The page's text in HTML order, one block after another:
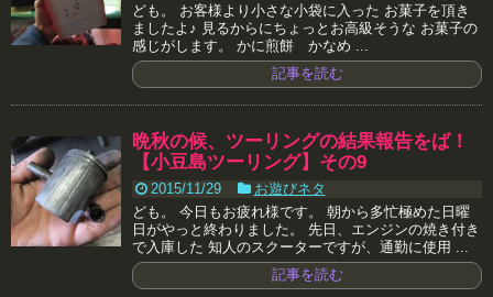
ども。 お客様より小さな小袋に入った お菓子を頂き
ましたよ♪ 見るからにちょっとお高級そうな お菓子の
感じがします。 かに煎餅 かなめ ...
記事を読む
晩秋の候、ツーリングの結果報告をば！
【小豆島ツーリング】その9
2015/11/29
お遊びネタ
ども。 今日もお疲れ様です。 朝から多忙極めた日曜
日がやっと終わりました。 先日、エンジンの焼き付き
で入庫した 知人のスクーターですが、通勤に使用 ...
記事を読む